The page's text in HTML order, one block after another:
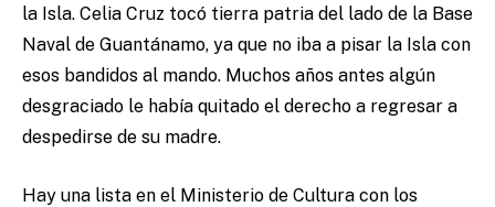
la Isla. Celia Cruz tocó tierra patria del lado de la Base
Naval de Guantánamo, ya que no iba a pisar la Isla con
esos bandidos al mando. Muchos años antes algún
desgraciado le había quitado el derecho a regresar a
despedirse de su madre.
Hay una lista en el Ministerio de Cultura con los